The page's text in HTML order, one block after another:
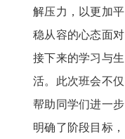
解压力，以更加平
稳从容的心态面对
接下来的学习与生
活。此次班会不仅
帮助同学们进一步
明确了阶段目标，